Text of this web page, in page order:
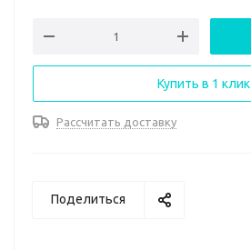
Купить в 1 клик
Рассчитать доставку
Поделиться